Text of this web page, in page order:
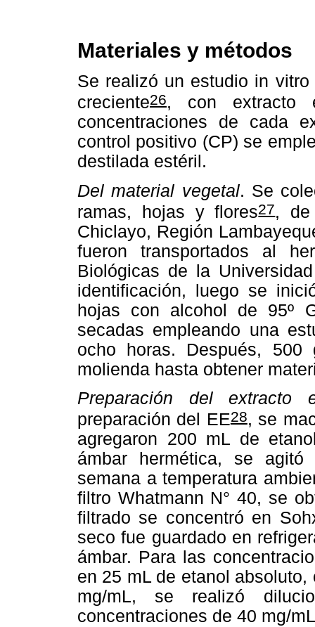
Materiales y métodos
Se realizó un estudio in
creciente26, con extracto
concentraciones de cada
control positivo (CP) se
destilada estéril.
Del material vegetal. Se
ramas, hojas y flores27, de
Chiclayo, Región
fueron transportados al
Biológicas de la
identificación, luego se
hojas con alcohol de 95º
secadas empleando una
ocho horas. Después,
molienda hasta obtener
Preparación del extracto
preparación del EE28, se
agregaron 200 mL de
ámbar hermética, se
semana a temperatura
filtro Whatmann N° 40, se
filtrado se concentró en
seco fue guardado en
ámbar. Para las
en 25 mL de etanol
mg/mL, se realizó
concentraciones de 40 mg/